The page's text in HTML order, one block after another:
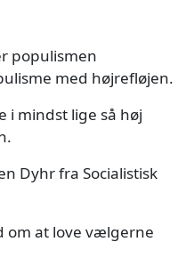
populismen
med højrefløjen.
i mindst lige så høj
Dyhr fra Socialistisk
om at love vælgerne